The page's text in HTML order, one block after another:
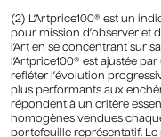
(2) L’Artprice100® est un
pour mission d’observer et
l’Art en se concentrant sur
l’Artprice100® est ajustée
refléter l’évolution
plus performants aux
répondent à un critère
homogènes vendues
portefeuille représentatif.